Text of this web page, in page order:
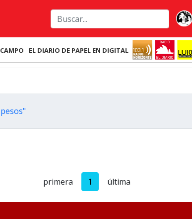
CAMPO EL DIARIO DE PAPEL EN DIGITAL
primera 1 última